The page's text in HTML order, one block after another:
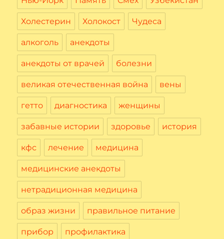
Холестерин Холокост Чудеса
алкоголь анекдоты
анекдоты от врачей болезни
великая отечественная война вены
гетто диагностика женщины
забавные истории здоровье история
кфс лечение медицина
медицинские анекдоты
нетрадиционная медицина
образ жизни правильное питание
прибор профилактика